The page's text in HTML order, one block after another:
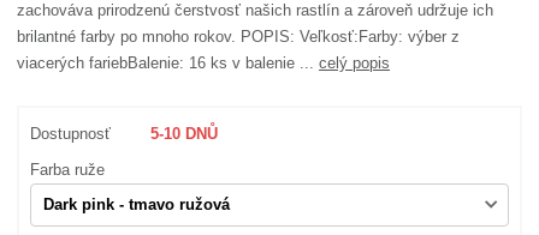
zachováva prirodzenú čerstvosť našich rastlín a zároveň udržuje ich
brilantné farby po mnoho rokov. POPIS: Veľkosť:Farby: výber z
viacerých fariebBalenie: 16 ks v balenie ...celý popis
Dostupnosť 5-10 DNŮ
Farba ruže